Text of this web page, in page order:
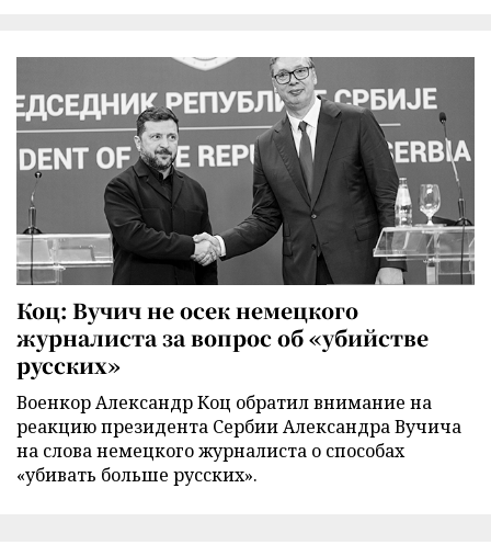
Коц: Вучич не осек немецкого
журналиста за вопрос об «убийстве
русских»
Военкор Александр Коц обратил внимание на
реакцию президента Сербии Александра Вучича
на слова немецкого журналиста о способах
«убивать больше русских».